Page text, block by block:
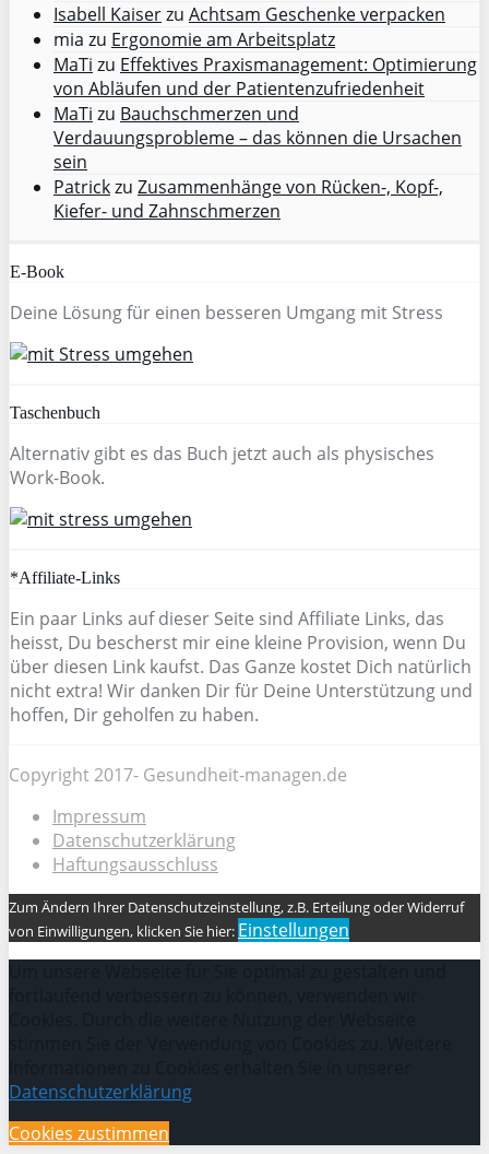
Isabell Kaiserzu Achtsam Geschenke verpacken
mia zu Ergonomie am Arbeitsplatz
MaTi zu Effektives Praxismanagement: Optimierung
von Abläufen und der Patientenzufriedenheit
MaTi zu Bauchschmerzen und
Verdauungsprobleme – das können die Ursachen
sein
Patrickzu Zusammenhänge von Rücken-, Kopf-,
Kiefer- und Zahnschmerzen
E-Book
Deine Lösung für einen besseren Umgang mit Stress
Taschenbuch
Alternativ gibt es das Buch jetzt auch als physisches
Work-Book.
*Affiliate-Links
Ein paar Links auf dieser Seite sind Affiliate Links, das
heisst, Du bescherst mir eine kleine Provision, wenn Du
über diesen Link kaufst. Das Ganze kostet Dich natürlich
nicht extra! Wir danken Dir für Deine Unterstützung und
hoffen, Dir geholfen zu haben.
Copyright 2017- Gesundheit-managen.de
Impressum
Datenschutzerklärung
Haftungsausschluss
Zum Ändern Ihrer Datenschutzeinstellung, z.B. Erteilung oder Widerruf
von Einwilligungen, klicken Sie hier: Einstellungen
Datenschutzerklärung
Cookies zustimmen